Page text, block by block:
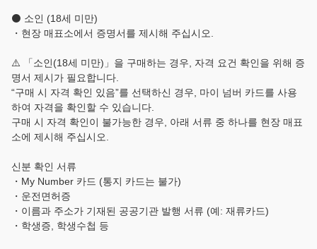
⚫ 소인 (18세 미만)
・현장 매표소에서 증명서를 제시해 주십시오.
⚠️ 「소인(18세 미만)」을 구매하는 경우, 자격 요건 확인을 위해 증
명서 제시가 필요합니다.
“구매 시 자격 확인 있음”를 선택하신 경우, 마이 넘버 카드를 사용
하여 자격을 확인할 수 있습니다.
구매 시 자격 확인이 불가능한 경우, 아래 서류 중 하나를 현장 매표
소에 제시해 주십시오.
신분 확인 서류
・My Number 카드 (통지 카드는 불가)
・운전면허증
・이름과 주소가 기재된 공공기관 발행 서류 (예: 재류카드)
・학생증, 학생수첩 등